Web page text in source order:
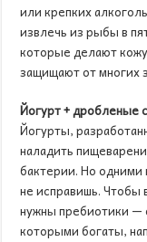
или крепких
извлечь из рыбы в
которые делают
защищают от многих
Йогурт + дробленые
Йогурты,
наладить
бактерии. Но
не исправишь.
нужны пребиотики —
которыми богаты,